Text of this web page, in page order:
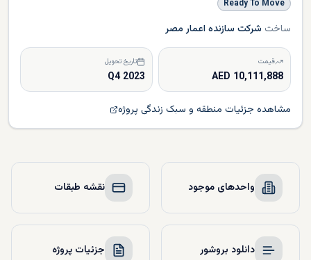
Ready To Move
ساخت شرکت سازنده اعمار مصر
قیمت
10,111,888 AED
تاریخ تحویل
Q4 2023
مشاهده جزئیات منطقه و سبک زندگی پروژه
واحدهای موجود نقشه طبقات
دانلود بروشور جزئیات پروژه